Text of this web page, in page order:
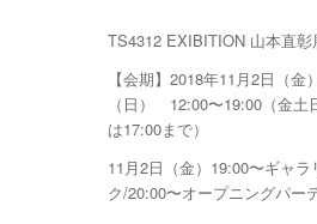
TS4312 EXIBITION 山本直彰
【会期】2018年11月2日（金
（日） 12:00〜19:00（金土
は17:00まで）
11月2日（金）19:00〜ギャラ
ク/20:00〜オープニングパー